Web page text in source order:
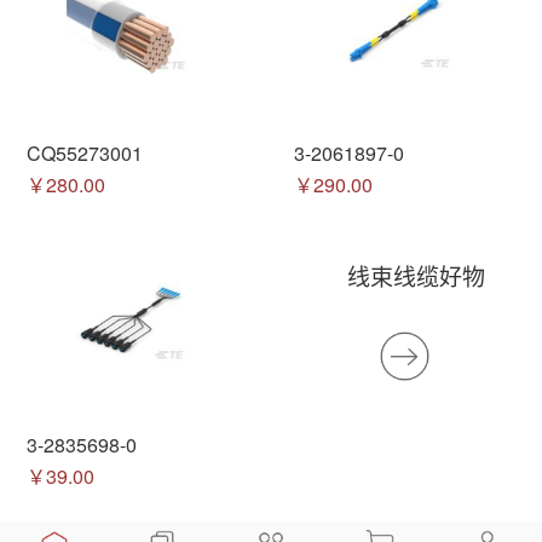
CQ55273001
￥280.00
3-2061897-0
￥290.00
3-2835698-0
￥39.00
线束线缆好物